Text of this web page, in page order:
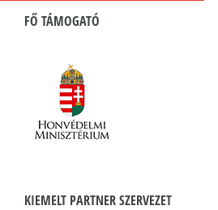
FŐ TÁMOGATÓ
KIEMELT PARTNER SZERVEZET